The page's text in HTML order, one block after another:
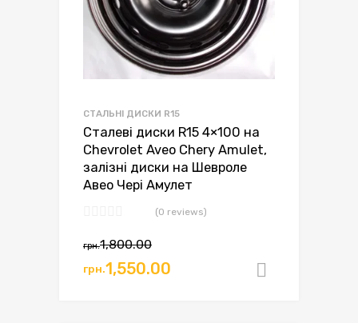
СТАЛЬНІ ДИСКИ R15
Сталеві диски R15 4×100 на
Chevrolet Aveo Chery Amulet,
залізні диски на Шевроле
Авео Чері Амулет
(0 reviews)
грн.1,800.00Оригінальна
ціна:
грн.1,550.00
Поточна
ціна: